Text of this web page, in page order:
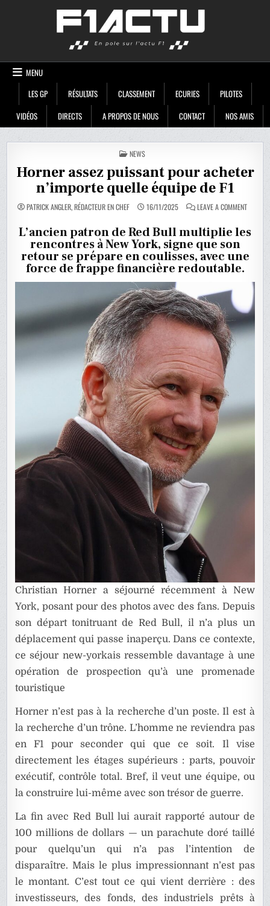
MENU
LES GP
RÉSULTATS CLASSEMENT ECURIES
PILOTES
VIDÉOS
DIRECTS A PROPOS DE NOUS CONTACT NOS AMIS
POSTED
IN
NEWS
Horner assez puissant pour acheter
n’importe quelle équipe de F1
PATRICK ANGLER, RÉDACTEUR EN CHEF 16/11/2025 LEAVE A COMMENTON
HORNER
POUR
QUELLE
L’ancien patron de Red Bull multiplie les
rencontres à New York, signe que son
retour se prépare en coulisses, avec une
force de frappe financière redoutable.
Christian Horner a séjourné récemment à New
York, posant pour des photos avec des fans. Depuis
son départ tonitruant de Red Bull, il n’a plus un
déplacement qui passe inaperçu. Dans ce contexte,
ce séjour new-yorkais ressemble davantage à une
opération de prospection qu’à une promenade
touristique
Horner n’est pas à la recherche d’un poste. Il est à
la recherche d’un trône. L’homme ne reviendra pas
en F1 pour seconder qui que ce soit. Il vise
directement les étages supérieurs : parts, pouvoir
exécutif, contrôle total. Bref, il veut une équipe, ou
la construire lui-même avec son trésor de guerre.
La fin avec Red Bull lui aurait rapporté autour de
100 millions de dollars — un parachute doré taillé
pour quelqu’un qui n’a pas l’intention de
disparaître. Mais le plus impressionnant n’est pas
le montant. C’est tout ce qui vient derrière : des
investisseurs, des fonds, des industriels prêts à